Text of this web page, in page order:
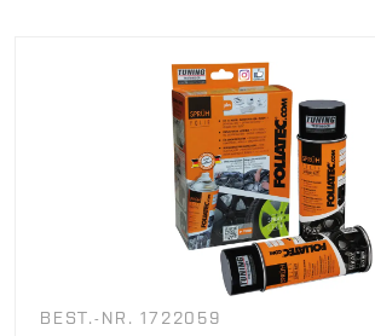
BEST.-NR. 1722059